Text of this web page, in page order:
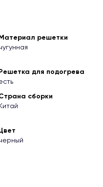
Материал решетки
Решетка для подогрева
сборки
Китай
Цвет